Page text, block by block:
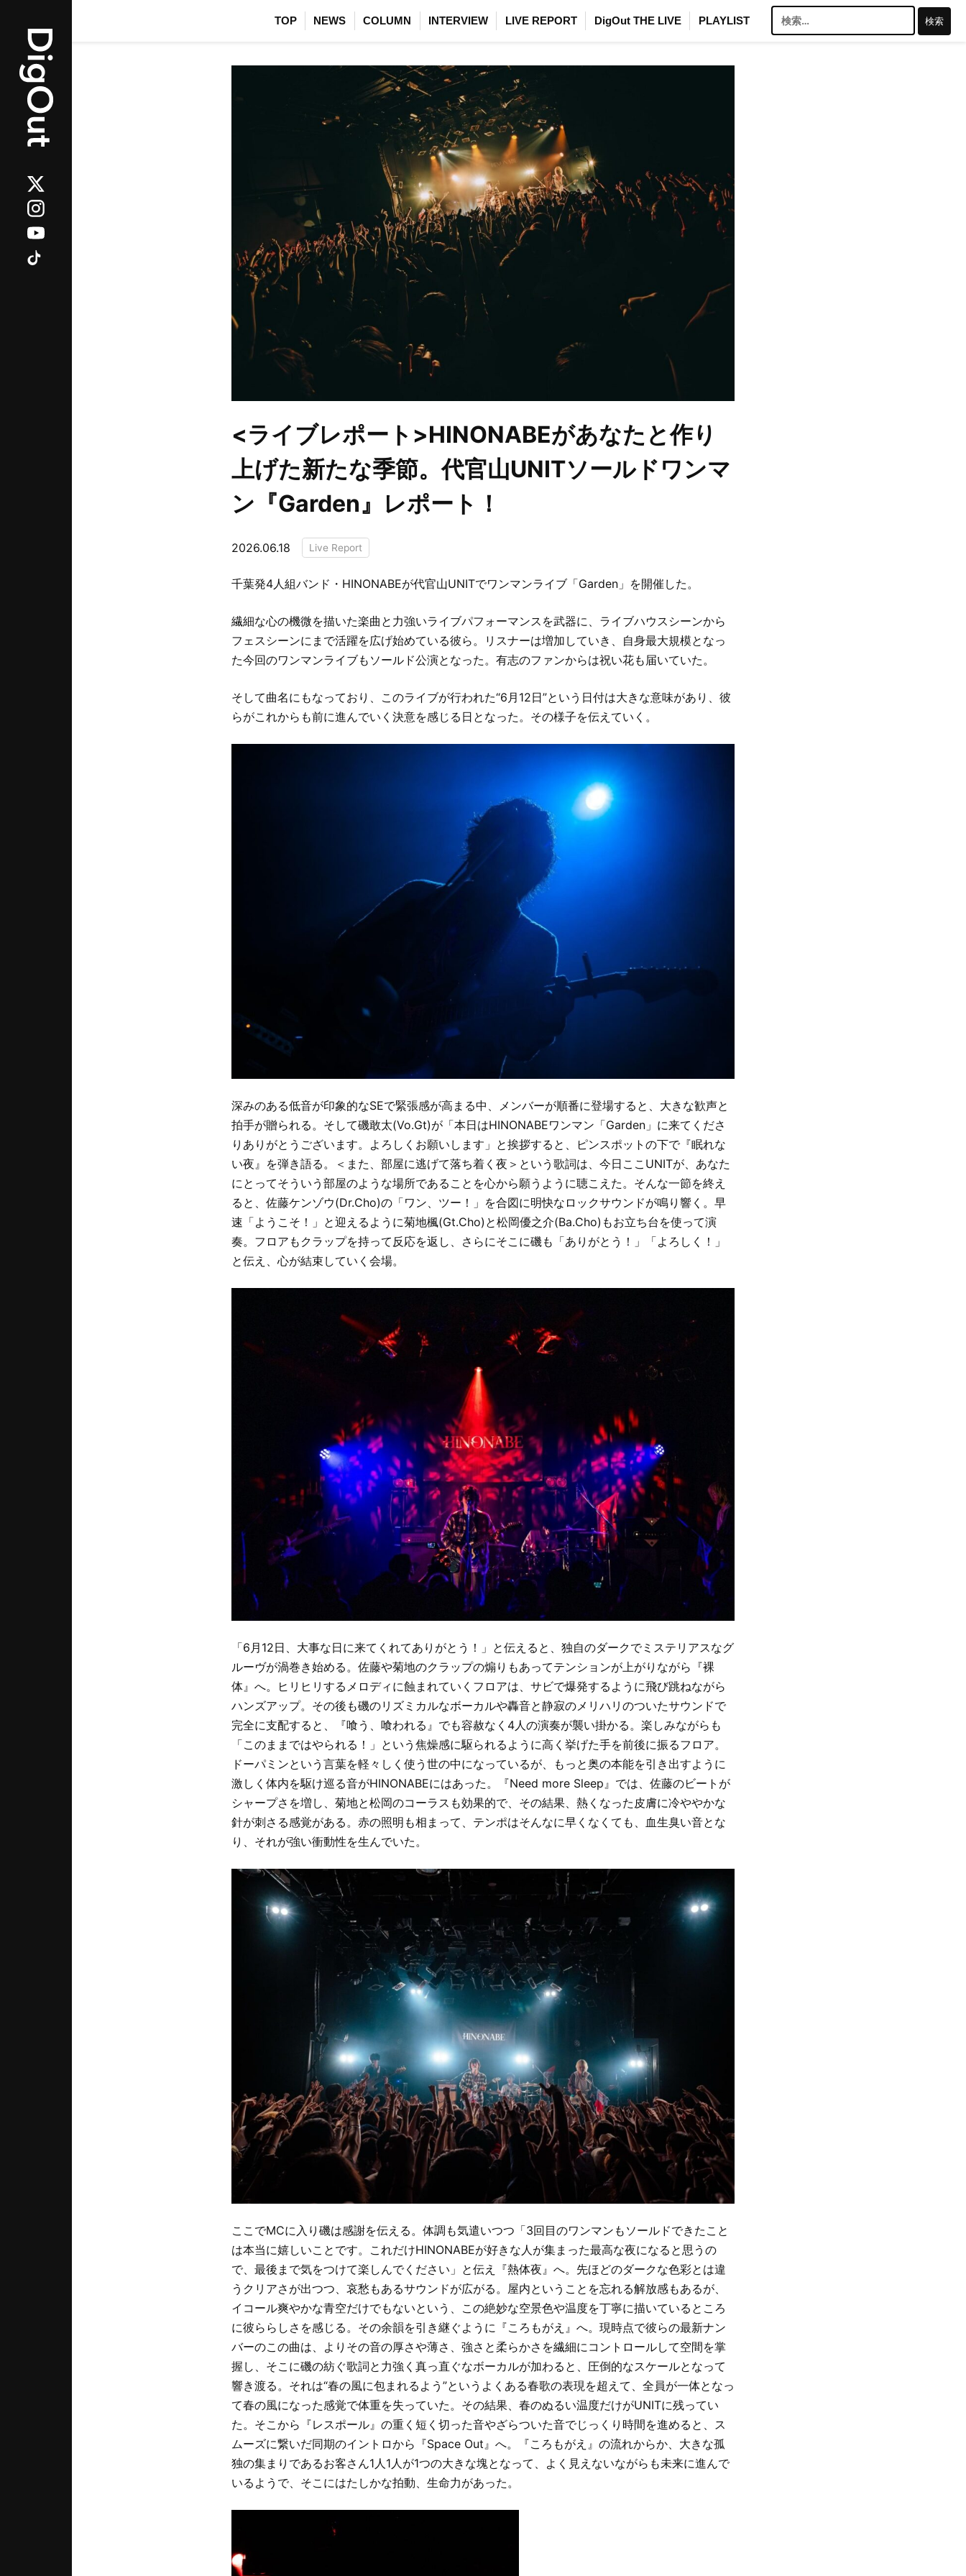
TOP NEWS COLUMN INTERVIEW LIVE REPORT DigOut THE LIVE PLAYLIST
索:
<ライブレポート>HINONABEがあなたと作り
上げた新たな季節。代官山UNITソールドワンマ
ン『Garden』レポート！
2026.06.18 Live Report
千葉発4人組バンド・HINONABEが代官山UNITでワンマンライブ「Garden」を開催した。
繊細な心の機微を描いた楽曲と力強いライブパフォーマンスを武器に、ライブハウスシーンから
フェスシーンにまで活躍を広げ始めている彼ら。リスナーは増加していき、自身最大規模となっ
た今回のワンマンライブもソールド公演となった。有志のファンからは祝い花も届いていた。
そして曲名にもなっており、このライブが行われた“6月12日”という日付は大きな意味があり、彼
らがこれからも前に進んでいく決意を感じる日となった。その様子を伝えていく。
深みのある低音が印象的なSEで緊張感が高まる中、メンバーが順番に登場すると、大きな歓声と
拍手が贈られる。そして磯敢太(Vo.Gt)が「本日はHINONABEワンマン「Garden」に来てくださ
りありがとうございます。よろしくお願いします」と挨拶すると、ピンスポットの下で『眠れな
い夜』を弾き語る。＜また、部屋に逃げて落ち着く夜＞という歌詞は、今日ここUNITが、あなた
にとってそういう部屋のような場所であることを心から願うように聴こえた。そんな一節を終え
ると、佐藤ケンゾウ(Dr.Cho)の「ワン、ツー！」を合図に明快なロックサウンドが鳴り響く。早
速「ようこそ！」と迎えるように菊地楓(Gt.Cho)と松岡優之介(Ba.Cho)もお立ち台を使って演
奏。フロアもクラップを持って反応を返し、さらにそこに磯も「ありがとう！」「よろしく！」
と伝え、心が結束していく会場。
「6月12日、大事な日に来てくれてありがとう！」と伝えると、独自のダークでミステリアスなグ
ルーヴが渦巻き始める。佐藤や菊地のクラップの煽りもあってテンションが上がりながら『裸
体』へ。ヒリヒリするメロディに蝕まれていくフロアは、サビで爆発するように飛び跳ねながら
ハンズアップ。その後も磯のリズミカルなボーカルや轟音と静寂のメリハリのついたサウンドで
完全に支配すると、『喰う、喰われる』でも容赦なく4人の演奏が襲い掛かる。楽しみながらも
「このままではやられる！」という焦燥感に駆られるように高く挙げた手を前後に振るフロア。
ドーパミンという言葉を軽々しく使う世の中になっているが、もっと奥の本能を引き出すように
激しく体内を駆け巡る音がHINONABEにはあった。『Need more Sleep』では、佐藤のビートが
シャープさを増し、菊地と松岡のコーラスも効果的で、その結果、熱くなった皮膚に冷ややかな
針が刺さる感覚がある。赤の照明も相まって、テンポはそんなに早くなくても、血生臭い音とな
り、それが強い衝動性を生んでいた。
ここでMCに入り磯は感謝を伝える。体調も気遣いつつ「3回目のワンマンもソールドできたこと
は本当に嬉しいことです。これだけHINONABEが好きな人が集まった最高な夜になると思うの
で、最後まで気をつけて楽しんでください」と伝え『熱体夜』へ。先ほどのダークな色彩とは違
うクリアさが出つつ、哀愁もあるサウンドが広がる。屋内ということを忘れる解放感もあるが、
イコール爽やかな青空だけでもないという、この絶妙な空景色や温度を丁寧に描いているところ
に彼ららしさを感じる。その余韻を引き継ぐように『ころもがえ』へ。現時点で彼らの最新ナン
バーのこの曲は、よりその音の厚さや薄さ、強さと柔らかさを繊細にコントロールして空間を掌
握し、そこに磯の紡ぐ歌詞と力強く真っ直ぐなボーカルが加わると、圧倒的なスケールとなって
響き渡る。それは“春の風に包まれるよう”というよくある春歌の表現を超えて、全員が一体となっ
て春の風になった感覚で体重を失っていた。その結果、春のぬるい温度だけがUNITに残ってい
た。そこから『レスポール』の重く短く切った音やざらついた音でじっくり時間を進めると、ス
ムーズに繋いだ同期のイントロから『Space Out』へ。『ころもがえ』の流れからか、大きな孤
独の集まりであるお客さん1人1人が1つの大きな塊となって、よく見えないながらも未来に進んで
いるようで、そこにはたしかな拍動、生命力があった。